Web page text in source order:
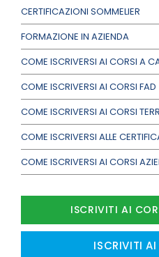
CERTIFICAZIONI SOMMELIER
FORMAZIONE IN AZIENDA
COME ISCRIVERSI AI CORSI A
COME ISCRIVERSI AI CORSI FAD
COME ISCRIVERSI AI CORSI
COME ISCRIVERSI ALLE
COME ISCRIVERSI AI CORSI
ISCRIVITI AI
ISCRIVITI